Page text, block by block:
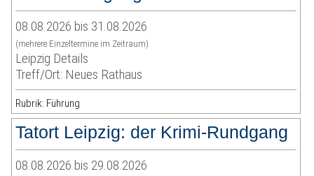
08.08.2026 bis 31.08.2026
(mehrere Einzeltermine im Zeitraum)
Leipzig Details
Treff/Ort: Neues Rathaus
Rubrik: Führung
Tatort Leipzig: der Krimi-Rundgang
08.08.2026 bis 29.08.2026